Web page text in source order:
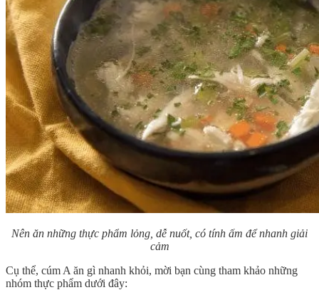
Nên ăn những thực phẩm lỏng, dễ nuốt, có tính ấm để nhanh giải
cảm
Cụ thể, cúm A ăn gì nhanh khỏi, mời bạn cùng tham khảo những
nhóm thực phẩm dưới đây: